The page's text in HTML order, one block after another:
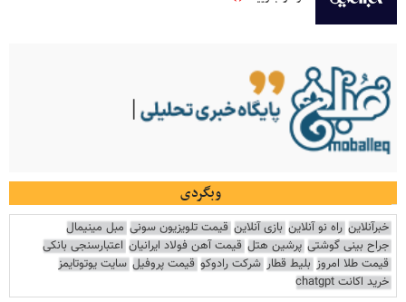
وبگردی
خبرآنلاین راه نو آنلاین بازی آنلاین قیمت تلویزیون سونی مبل مینیمال
جراح بینی گوشتی پرشین هتل قیمت آهن فولاد ایرانیان اعتبارسنجی بانکی
قیمت طلا امروز بلیط قطار شرکت رادوکو قیمت پروفیل سایت یوتوتایمز
خرید اکانت chatgpt